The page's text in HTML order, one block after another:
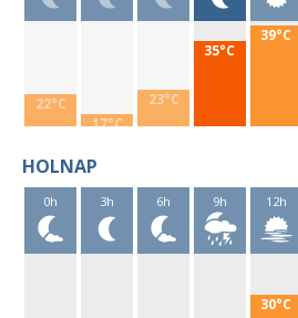
22°C
17°C
23°C
35°C
39°C
HOLNAP
0h 3h 6h 9h 12h
30°C